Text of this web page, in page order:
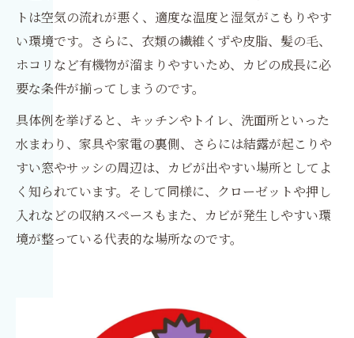
トは空気の流れが悪く、適度な温度と湿気がこもりやす
い環境です。さらに、衣類の繊維くずや皮脂、髪の毛、
ホコリなど有機物が溜まりやすいため、カビの成長に必
要な条件が揃ってしまうのです。
具体例を挙げると、キッチンやトイレ、洗面所といった
水まわり、家具や家電の裏側、さらには結露が起こりや
すい窓やサッシの周辺は、カビが出やすい場所としてよ
く知られています。そして同様に、クローゼットや押し
入れなどの収納スペースもまた、カビが発生しやすい環
境が整っている代表的な場所なのです。